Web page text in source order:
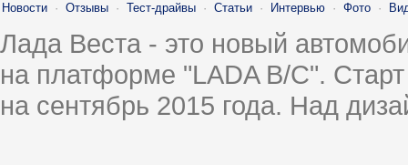
Новости · Отзывы · Тест-драйвы · Статьи · Интервью · Фото ·
Лада Веста - это новый
на платформе "LADA B/C".
на сентябрь 2015 года. Над